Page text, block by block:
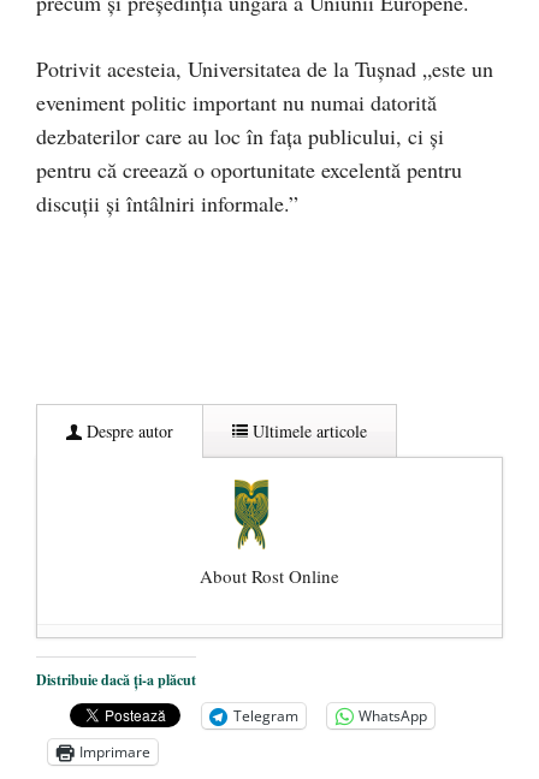
Potrivit acesteia, Universitatea de la Tușnad „este un
eveniment politic important nu numai datorită
dezbaterilor care au loc în faţa publicului, ci şi
pentru că creează o oportunitate excelentă pentru
discuţii şi întâlniri informale.”
Despre autor Ultimele articole
About Rost Online
Dezvăluiri cutremurătoare despre
președintele Ucrainei, Volodymyr
Zelensky
- 13 mai 2026
Statul care servește Națiunea
Distribuie dacă ți-a plăcut
Telegram
WhatsApp
Imprimare